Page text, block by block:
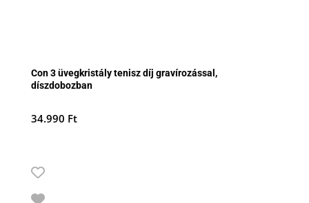
Con 3 üvegkristály tenisz díj gravírozással,
díszdobozban
34.990 Ft